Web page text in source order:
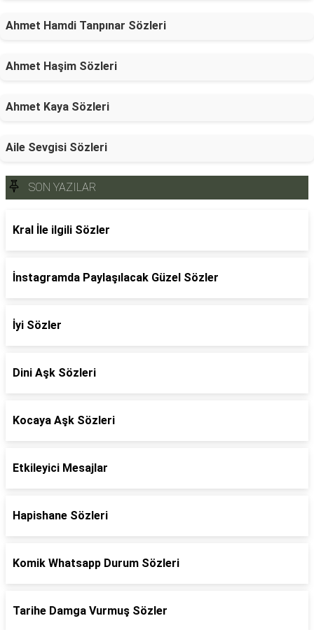
Ahmet Hamdi Tanpınar Sözleri
Ahmet Haşim Sözleri
Ahmet Kaya Sözleri
Aile Sevgisi Sözleri
SON YAZILAR
Kral İle ilgili Sözler
İnstagramda Paylaşılacak Güzel Sözler
İyi Sözler
Dini Aşk Sözleri
Kocaya Aşk Sözleri
Etkileyici Mesajlar
Hapishane Sözleri
Komik Whatsapp Durum Sözleri
Tarihe Damga Vurmuş Sözler